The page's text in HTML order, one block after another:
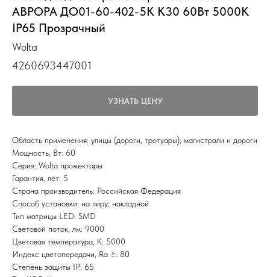
АВРОРА ДО01-60-402-5К К30 60Вт 5000К
IP65 Прозрачный
Wolta
4260693447001
УЗНАТЬ ЦЕНУ
Область применения: улицы (дороги, тротуары); магистрали и дороги
Мощность, Вт: 60
Серия: Wolta прожекторы
Гарантия, лет: 5
Страна производитель: Российская Федерация
Способ установки: на лиру; накладной
Тип матрицы LED: SMD
Световой поток, лм: 9000
Цветовая температура, К: 5000
Индекс цветопередачи, Ra ≥: 80
Степень защиты IP: 65